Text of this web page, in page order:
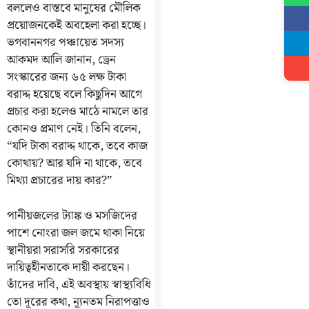
বললেও বাস্তবে মানুষের মৌলিক
প্রয়োজনকেই অবহেলা করা হচ্ছে।
ভগবাননগর পঞ্চায়েত সদস্য
আকমদ আলি জানান, ড্রেন
সংস্কারের জন্য ৬৫ লক্ষ টাকা
বরাদ্দ হয়েছে বলে কিছুদিন আগে
প্রচার করা হলেও মাঠে নামলে তার
কোনও প্রমাণ নেই। তিনি বলেন,
“যদি টাকা বরাদ্দ থাকে, তবে কাজ
কোথায়? আর যদি না থাকে, তবে
মিথ্যা প্রচারের দায় কার?”
পানীয়জলের ট্যাঙ্ক ও মসজিদের
পাশে নোংরা জল জমে থাকা নিয়ে
স্থানীয়রা সরাসরি সরকারের
দায়িত্বহীনতাকে দায়ী করছেন।
তাঁদের দাবি, এই অবস্থায় স্বাস্থ্যবিধি
তো দূরের কথা, ন্যূনতম নিরাপত্তাও